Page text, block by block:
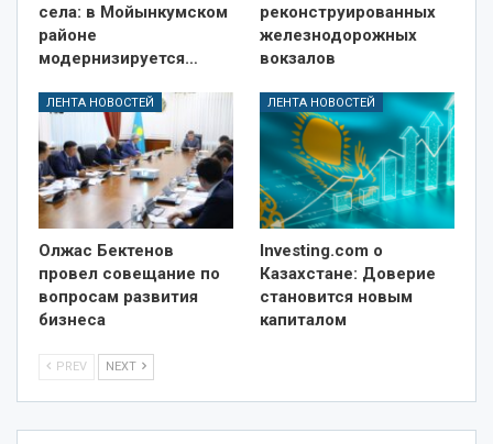
села: в Мойынкумском
районе
модернизируется…
реконструированных
железнодорожных
вокзалов
ЛЕНТА НОВОСТЕЙ
Олжас Бектенов
провел совещание по
вопросам развития
бизнеса
ЛЕНТА НОВОСТЕЙ
Investing.com о
Казахстане: Доверие
становится новым
капиталом
PREV NEXT